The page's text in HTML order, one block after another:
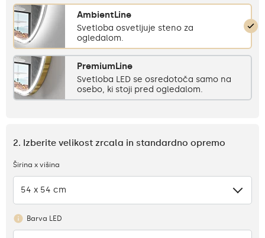
AmbientLine
Svetloba osvetljuje steno za
ogledalom.
PremiumLine
Svetloba LED se osredotoča samo na
osebo, ki stoji pred ogledalom.
2. Izberite velikost zrcala in standardno opremo
Širina x višina
54 x 54 cm
Barva LED